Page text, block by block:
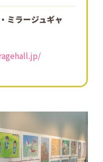
ミラージュギャ